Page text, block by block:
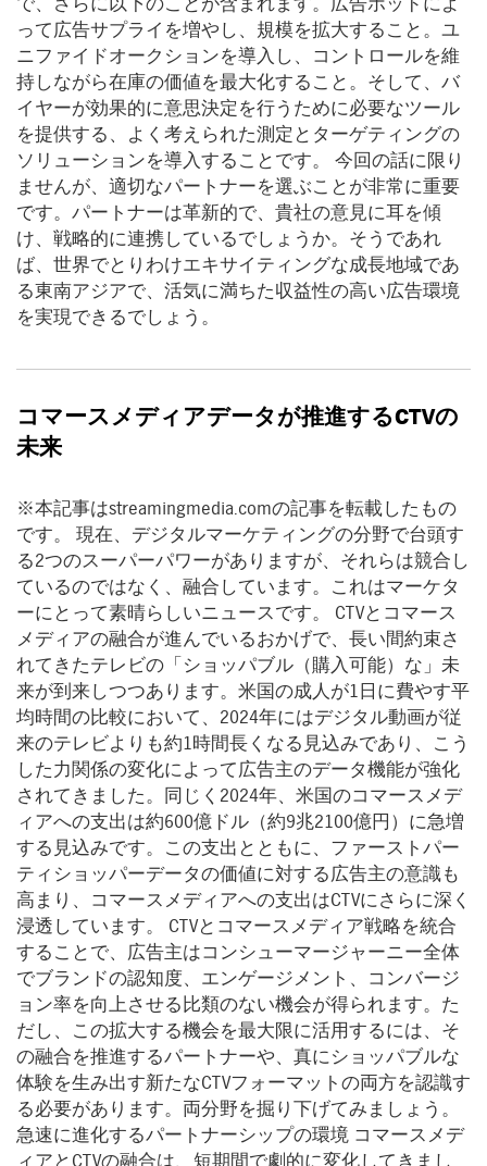
って広告サプライを増やし、規模を拡大すること。ユ
ニファイドオークションを導入し、コントロールを維
持しながら在庫の価値を最大化すること。そして、バ
イヤーが効果的に意思決定を行うために必要なツール
を提供する、よく考えられた測定とターゲティングの
ソリューションを導入することです。 今回の話に限り
ませんが、適切なパートナーを選ぶことが非常に重要
です。パートナーは革新的で、貴社の意見に耳を傾
け、戦略的に連携しているでしょうか。そうであれ
ば、世界でとりわけエキサイティングな成長地域であ
る東南アジアで、活気に満ちた収益性の高い広告環境
を実現できるでしょう。
コマースメディアデータが推進するCTVの
未来
※本記事はstreamingmedia.comの記事を転載したもの
です。 現在、デジタルマーケティングの分野で台頭す
る2つのスーパーパワーがありますが、それらは競合し
ているのではなく、融合しています。これはマーケタ
ーにとって素晴らしいニュースです。 CTVとコマース
メディアの融合が進んでいるおかげで、長い間約束さ
れてきたテレビの「ショッパブル（購入可能）な」未
来が到来しつつあります。米国の成人が1日に費やす平
均時間の比較において、2024年にはデジタル動画が従
来のテレビよりも約1時間長くなる見込みであり、こう
した力関係の変化によって広告主のデータ機能が強化
されてきました。同じく2024年、米国のコマースメデ
ィアへの支出は約600億ドル（約9兆2100億円）に急増
する見込みです。この支出とともに、ファーストパー
ティショッパーデータの価値に対する広告主の意識も
高まり、コマースメディアへの支出はCTVにさらに深く
浸透しています。 CTVとコマースメディア戦略を統合
することで、広告主はコンシューマージャーニー全体
でブランドの認知度、エンゲージメント、コンバージ
ョン率を向上させる比類のない機会が得られます。た
だし、この拡大する機会を最大限に活用するには、そ
の融合を推進するパートナーや、真にショッパブルな
体験を生み出す新たなCTVフォーマットの両方を認識す
る必要があります。両分野を掘り下げてみましょう。
急速に進化するパートナーシップの環境 コマースメデ
ィアとCTVの融合は、短期間で劇的に変化してきまし